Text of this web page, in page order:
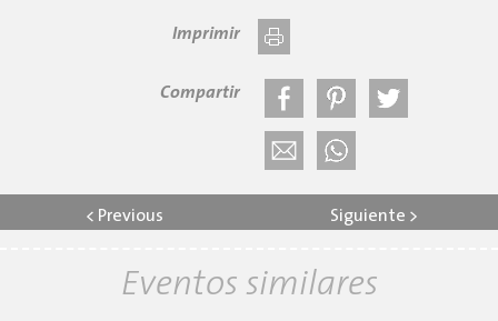
Imprimir
Compartir
< Previous Siguiente >
Eventos similares